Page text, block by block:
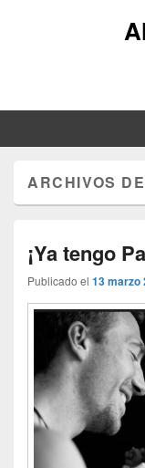
ARCHIVOS
¡Ya tengo
Publicado el 13 marzo